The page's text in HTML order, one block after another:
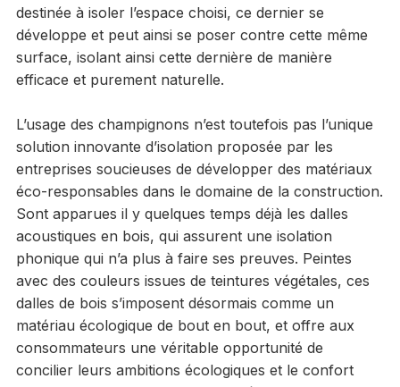
destinée à isoler l’espace choisi, ce dernier se
développe et peut ainsi se poser contre cette même
surface, isolant ainsi cette dernière de manière
efficace et purement naturelle.
L’usage des champignons n’est toutefois pas l’unique
solution innovante d’isolation proposée par les
entreprises soucieuses de développer des matériaux
éco-responsables dans le domaine de la construction.
Sont apparues il y quelques temps déjà les dalles
acoustiques en bois, qui assurent une isolation
phonique qui n’a plus à faire ses preuves. Peintes
avec des couleurs issues de teintures végétales, ces
dalles de bois s’imposent désormais comme un
matériau écologique de bout en bout, et offre aux
consommateurs une véritable opportunité de
concilier leurs ambitions écologiques et le confort